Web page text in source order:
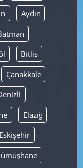
Aydın
Bitlis
Çanakkale
Elazığ
Eskişehir